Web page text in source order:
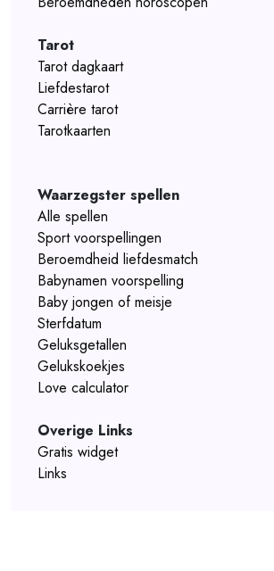
Tarot
Tarot dagkaart
Liefdestarot
Carrière tarot
Tarotkaarten
Waarzegster spellen
Alle spellen
Sport voorspellingen
Beroemdheid liefdesmatch
Babynamen voorspelling
Baby jongen of meisje
Sterfdatum
Geluksgetallen
Gelukskoekjes
Love calculator
Overige Links
Gratis widget
Links